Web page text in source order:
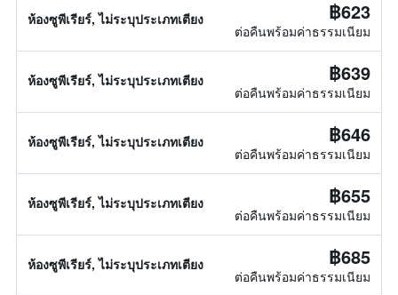
ห้องซูพีเรียร์, ไม่ระบุประเภทเตียง ฿623
ต่อคืนพร้อมค่าธรรมเนียม
ห้องซูพีเรียร์, ไม่ระบุประเภทเตียง ฿639
ต่อคืนพร้อมค่าธรรมเนียม
ห้องซูพีเรียร์, ไม่ระบุประเภทเตียง ฿646
ต่อคืนพร้อมค่าธรรมเนียม
ห้องซูพีเรียร์, ไม่ระบุประเภทเตียง ฿655
ต่อคืนพร้อมค่าธรรมเนียม
ห้องซูพีเรียร์, ไม่ระบุประเภทเตียง ฿685
ต่อคืนพร้อมค่าธรรมเนียม